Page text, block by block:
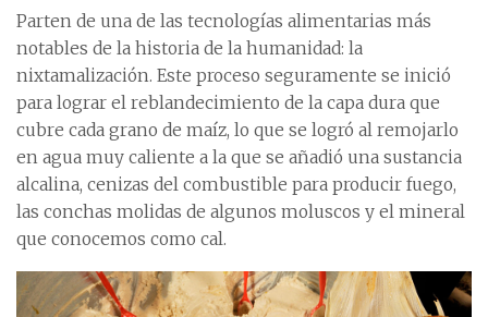
Parten de una de las tecnologías alimentarias más
notables de la historia de la humanidad: la
nixtamalización. Este proceso seguramente se inició
para lograr el reblandecimiento de la capa dura que
cubre cada grano de maíz, lo que se logró al remojarlo
en agua muy caliente a la que se añadió una sustancia
alcalina, cenizas del combustible para producir fuego,
las conchas molidas de algunos moluscos y el mineral
que conocemos como cal.